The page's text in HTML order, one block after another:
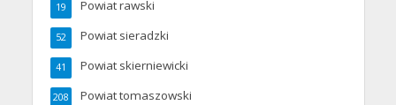
Powiat rawski
19
Powiat sieradzki
52
Powiat skierniewicki
41
Powiat tomaszowski
208